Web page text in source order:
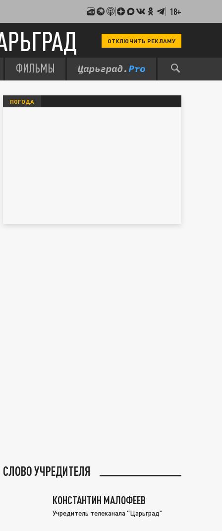
18+
ОТКЛЮЧИТЬ РЕКЛАМУ
ФИЛЬМЫ
ПОГОДА
СЛОВО УЧРЕДИТЕЛЯ
КОНСТАНТИН МАЛОФЕЕВ
Учредитель телеканала "Царьград"